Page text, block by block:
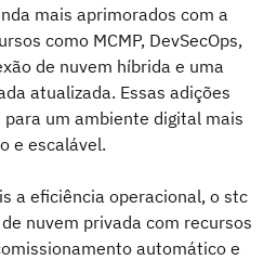
mais aprimorados com a
como MCMP, DevSecOps,
de nuvem híbrida e uma
atualizada. Essas adições
um ambiente digital mais
e escalável.
a eficiência operacional, o stc
nuvem privada com recursos
automático e